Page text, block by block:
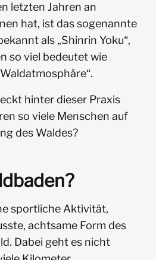
letzten Jahren an
hat, ist das sogenannte
als „Shinrin Yoku“,
so viel bedeutet wie
hinter dieser Praxis
so viele Menschen auf
des Waldes?
sportliche Aktivität,
achtsame Form des
Dabei geht es nicht